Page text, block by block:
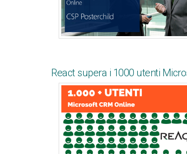
React supera i 1000 utenti